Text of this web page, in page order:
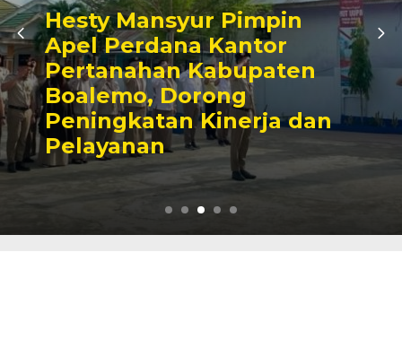
Hesty Mansyur Pimpin
Apel Perdana Kantor
Pertanahan Kabupaten
Boalemo, Dorong
Peningkatan Kinerja dan
Pelayanan